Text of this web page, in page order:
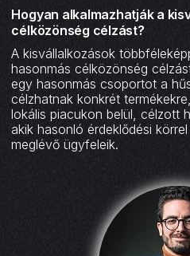
Hogyan alkalmazhatják a
célközönség célzást?
A kisvállalkozások
hasonmás célközönség
egy hasonmás csoportot a
célzhatnak konkrét
lokális piacukon belül, célzott
akik hasonló érdeklődési
meglévő ügyfeleik.